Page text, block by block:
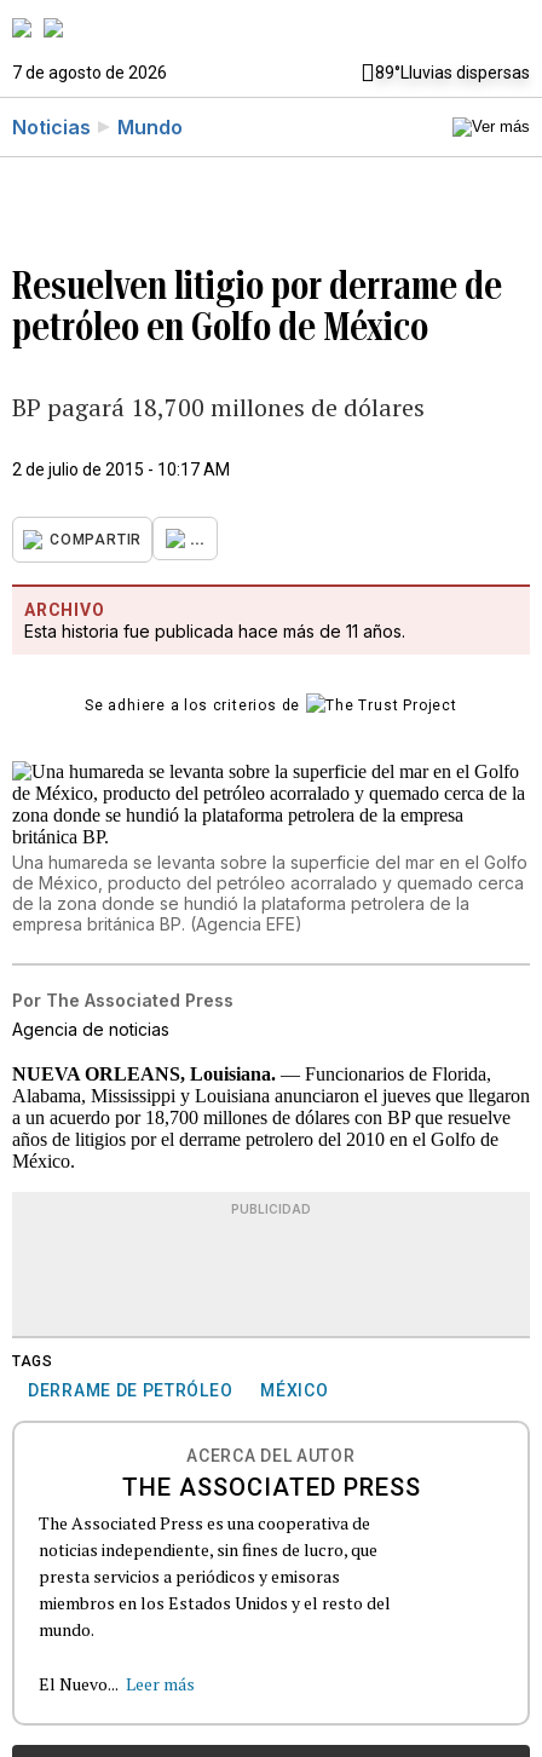
7 de agosto de 2026 89°Lluvias dispersas
Noticias Mundo
Resuelven litigio por derrame de
petróleo en Golfo de México
BP pagará 18,700 millones de dólares
2 de julio de 2015 - 10:17 AM
COMPARTIR ...
ARCHIVO
Esta historia fue publicada hace más de 11 años.
Se adhiere a los criterios de
Una humareda se levanta sobre la superficie del mar en el Golfo
de México, producto del petróleo acorralado y quemado cerca
de la zona donde se hundió la plataforma petrolera de la
empresa británica BP. (Agencia EFE)
Por The Associated Press
Agencia de noticias
NUEVA ORLEANS, Louisiana. — Funcionarios de Florida,
Alabama, Mississippi y Louisiana anunciaron el jueves que llegaron
a un acuerdo por 18,700 millones de dólares con BP que resuelve
años de litigios por el derrame petrolero del 2010 en el Golfo de
México.
PUBLICIDAD
TAGS
DERRAME DE PETRÓLEO MÉXICO
ACERCA DEL AUTOR
THE ASSOCIATED PRESS
The Associated Press es una cooperativa de
noticias independiente, sin fines de lucro, que
presta servicios a periódicos y emisoras
miembros en los Estados Unidos y el resto del
mundo.
El Nuevo... Leer más